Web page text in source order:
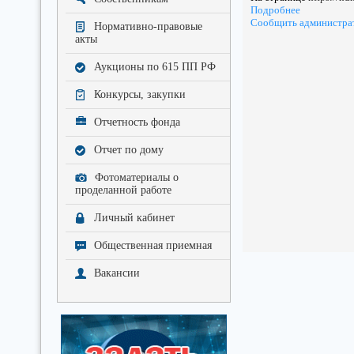
Нормативно-правовые
акты
Аукционы по 615 ПП РФ
Конкурсы, закупки
Отчетность фонда
Отчет по дому
Фотоматериалы о
проделанной работе
Личный кабинет
Общественная приемная
Вакансии
Подробнее
Сообщить